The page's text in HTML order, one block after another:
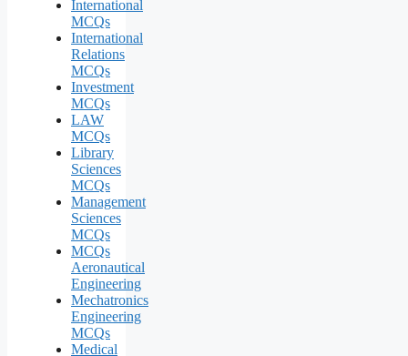
International
MCQs
International
Relations
MCQs
Investment
MCQs
LAW
MCQs
Library
Sciences
MCQs
Management
Sciences
MCQs
MCQs
Aeronautical
Engineering
Mechatronics
Engineering
MCQs
Medical